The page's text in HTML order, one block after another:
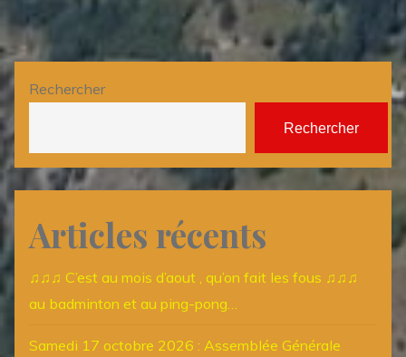
publications
Rechercher
Rechercher
Articles récents
♫♫♫ C’est au mois d’aout , qu’on fait les fous ♫♫♫
au badminton et au ping-pong…
Samedi 17 octobre 2026 : Assemblée Générale